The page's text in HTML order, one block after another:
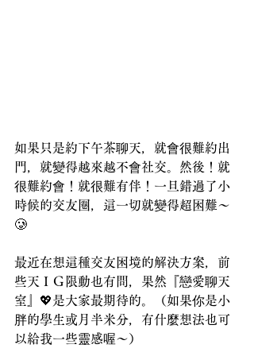
如果只是約下午茶聊天，就會很難約出
門，就變得越來越不會社交。然後！就
很難約會！就很難有伴！一旦錯過了小
時候的交友圈，這一切就變得超困難～
🥲
最近在想這種交友困境的解決方案，前
些天ＩＧ限動也有問，果然『戀愛聊天
室』💖是大家最期待的。（如果你是小
胖的學生或月半米分，有什麼想法也可
以給我一些靈感喔～）